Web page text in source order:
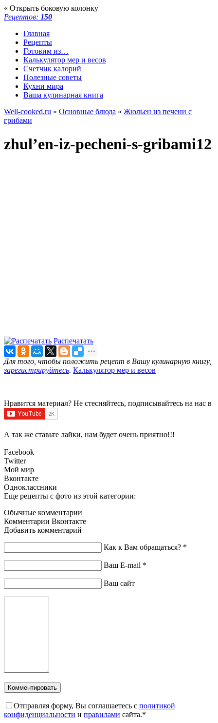
« Открыть боковую колонку
Рецептов: 150
Главная
Рецепты
Готовим из…
Калькулятор мер и весов
Счетчик калорий
Полезные советы
Кухни мира
Ваша кулинарная книга
Well-cooked.ru » Основные блюда » Жюльен из печени с
грибами
zhul’en-iz-pecheni-s-gribami12
Распечатать
Для того, чтобы положить рецепт в Вашу кулинарную книгу,
зарегистрируйтесь. Калькулятор мер и весов
Нравится материал? Не стесняйтесь, подписывайтесь на нас в
А так же ставьте лайки, нам будет очень приятно!!!
Facebook
Twitter
Мой мир
Вконтакте
Одноклассники
Еще рецепты с фото из этой категории:
Обычные комментарии
Комментарии Вконтакте
Добавить комментарий
Как к Вам обращаться? *
Ваш E-mail *
Ваш сайт
Отправляя форму, Вы соглашаетесь с политикой
конфиденциальности и правилами сайта.*